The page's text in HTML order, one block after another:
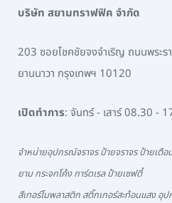
บริษัท สยามทราฟฟิค จำกัด
203 ซอยโชคชัยจงจำเริญ ถนนพระร
ยานนาวา กรุงเทพฯ 10120
เปิดทำการ: จันทร์ - เสาร์ 08.30 -
จำหน่ายอุปกรณ์จราจร ป้ายจราจร ป้ายเตื
ยาม กระจกโค้ง การ์ดเรล ป้ายเซฟตี้
สีเทอร์โมพลาสติก สติ๊กเกอร์สะท้อนแสง อุ